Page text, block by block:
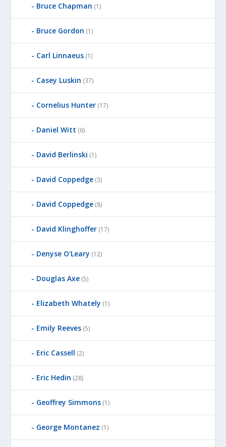
Bruce Chapman (1)
Bruce Gordon (1)
Carl Linnaeus (1)
Casey Luskin (37)
Cornelius Hunter (17)
Daniel Witt (6)
David Berlinski (1)
David Coppedge (3)
David Coppedge (8)
David Klinghoffer (17)
Denyse O'Leary (12)
Douglas Axe (5)
Elizabeth Whately (1)
Emily Reeves (5)
Eric Cassell (2)
Eric Hedin (28)
Geoffrey Simmons (1)
George Montanez (1)